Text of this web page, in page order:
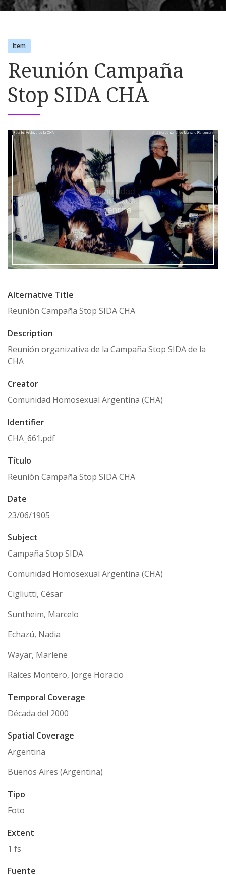
Item
Reunión Campaña
Stop SIDA CHA
Alternative Title
Reunión Campaña Stop SIDA CHA
Description
Reunión organizativa de la Campaña Stop SIDA de la
CHA
Creator
Comunidad Homosexual Argentina (CHA)
Identifier
CHA_661.pdf
Título
Reunión Campaña Stop SIDA CHA
Date
23/06/1905
Subject
Campaña Stop SIDA
Comunidad Homosexual Argentina (CHA)
Cigliutti, César
Suntheim, Marcelo
Echazú, Nadia
Wayar, Marlene
Raíces Montero, Jorge Horacio
Temporal Coverage
Década del 2000
Spatial Coverage
Argentina
Buenos Aires (Argentina)
Tipo
Foto
Extent
1 fs
Fuente